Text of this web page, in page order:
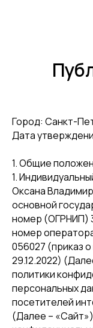
Город: Санкт-
Дата
1. Общие
1.
Оксана
основной
номер (ОГРНИП)
номер
056027 (приказ
29.12.2022)
политики
персональных
посетителей
(Далее –